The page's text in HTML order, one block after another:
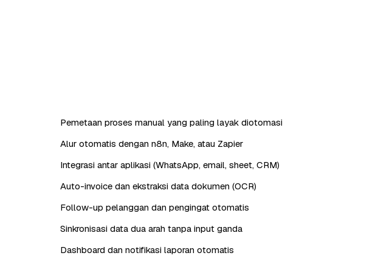
Pemetaan proses manual yang paling layak diotomasi
Alur otomatis dengan n8n, Make, atau Zapier
Integrasi antar aplikasi (WhatsApp, email, sheet, CRM)
Auto-invoice dan ekstraksi data dokumen (OCR)
Follow-up pelanggan dan pengingat otomatis
Sinkronisasi data dua arah tanpa input ganda
Dashboard dan notifikasi laporan otomatis